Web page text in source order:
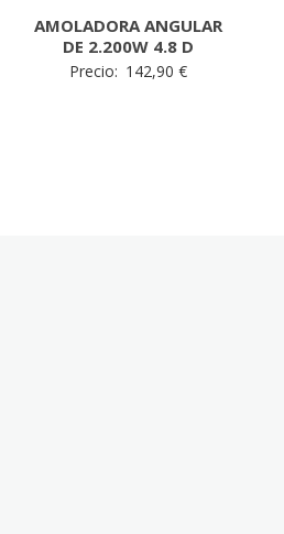
AMOLADORA ANGULAR
DE 2.200W 4.8 D
Precio: 142,90€